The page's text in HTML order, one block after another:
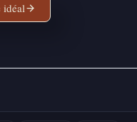
idéal